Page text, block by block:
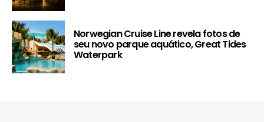
Norwegian Cruise Line revela fotos de
seu novo parque aquático, Great Tides
Waterpark